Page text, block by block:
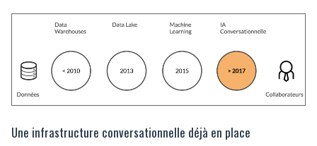
Une infrastructure conversationnelle déjà en place